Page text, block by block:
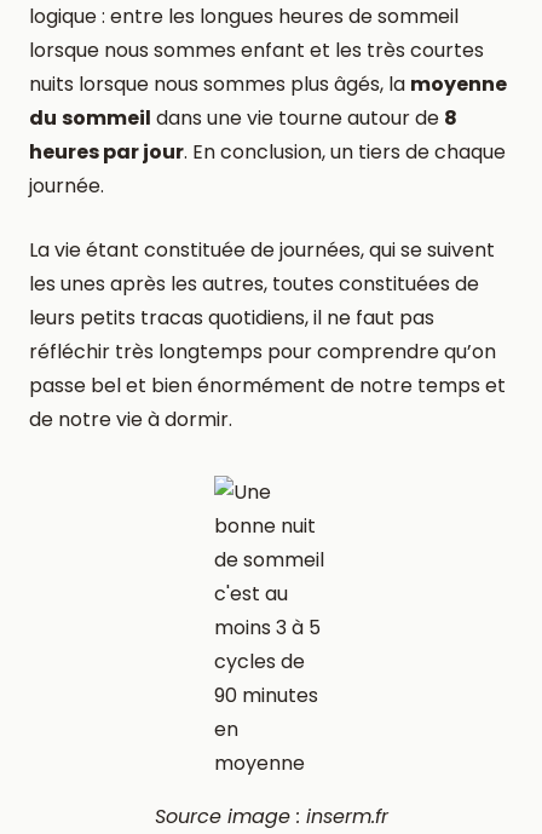
logique : entre les longues heures de sommeil
lorsque nous sommes enfant et les très courtes
nuits lorsque nous sommes plus âgés, la moyenne
du sommeil dans une vie tourne autour de 8
heures par jour. En conclusion, un tiers de chaque
journée.
La vie étant constituée de journées, qui se suivent
les unes après les autres, toutes constituées de
leurs petits tracas quotidiens, il ne faut pas
réfléchir très longtemps pour comprendre qu’on
passe bel et bien énormément de notre temps et
de notre vie à dormir.
Source image : inserm.fr